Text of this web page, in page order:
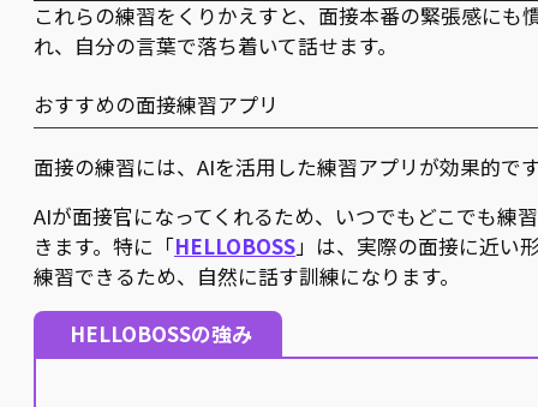
これらの練習をくりかえすと、面接本番の緊張感にも
れ、自分の言葉で落ち着いて話せます。
おすすめの面接練習アプリ
面接の練習には、AIを活用した練習アプリが効果的で
AIが面接官になってくれるため、いつでもどこでも練
きます。特に「HELLOBOSS」は、実際の面接に近い
練習できるため、自然に話す訓練になります。
HELLOBOSSの強み